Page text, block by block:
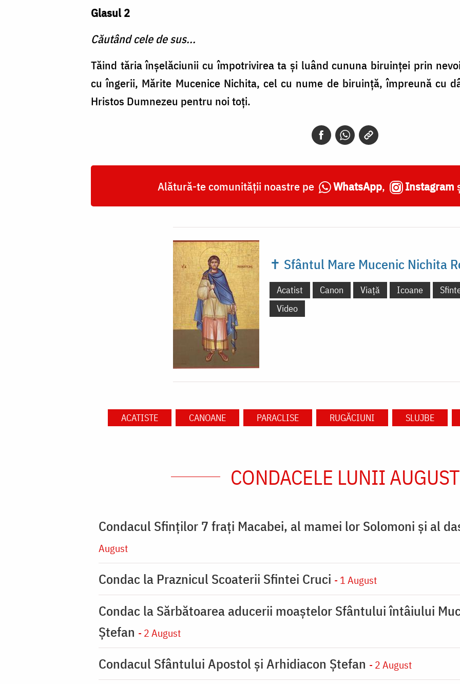
Glasul 2
Căutând cele de sus...
Tăind tăria înşelăciunii cu împotrivirea ta şi luând cununa biruinţei prin
cu îngerii, Mărite Mucenice Nichita, cel cu nume de biruinţă, împreună cu
Hristos Dumnezeu pentru noi toţi.
Alătură-te comunității noastre pe WhatsApp, Instagram
✝ Sfântul Mare Mucenic Nichita
Acatist Canon Viață Icoane
Video
ACATISTE CANOANE PARACLISE RUGĂCIUNI SLUJBE
CONDACELE LUNII AUGUST
Condacul Sfinţilor 7 fraţi Macabei, al mamei lor Solomoni şi al
August
Condac la Praznicul Scoaterii Sfintei Cruci - 1 August
Condac la Sărbătoarea aducerii moaştelor Sfântului întâiului
Ştefan - 2 August
Condacul Sfântului Apostol și Arhidiacon Ștefan - 2 August